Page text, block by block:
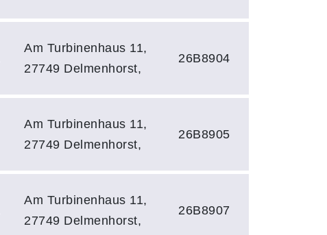
Am Turbinenhaus 11,
27749 Delmenhorst,
26B8904
Am Turbinenhaus 11,
27749 Delmenhorst,
26B8905
Am Turbinenhaus 11,
27749 Delmenhorst,
26B8907